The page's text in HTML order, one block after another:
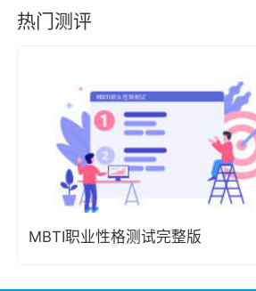
热门测评
MBTI职业性格测试完整版